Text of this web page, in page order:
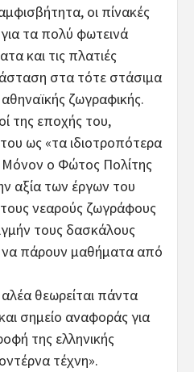
οι πίνακές
τα πολύ φωτεινά
και τις πλατιές
στα τότε στάσιμα
ζωγραφικής.
της εποχής του,
ως «τα ιδιοτροπότερα
Μόνον ο Φώτος Πολίτης
αξία των έργων του
νεαρούς ζωγράφους
τους δασκάλους
να πάρουν μαθήματα από
θεωρείται πάντα
σημείο αναφοράς για
της ελληνικής
τέχνη».